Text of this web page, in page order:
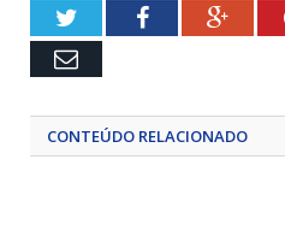
TwitterFacebook
Email
CONTEÚDO RELACIONADO